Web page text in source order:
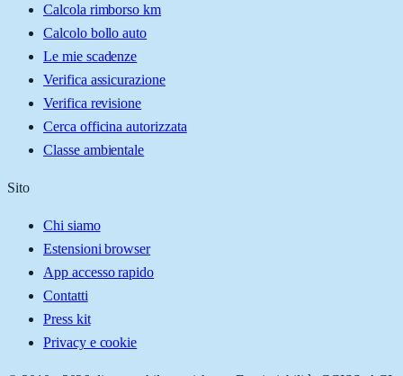
Calcola rimborso km
Calcolo bollo auto
Le mie scadenze
Verifica assicurazione
Verifica revisione
Cerca officina autorizzata
Classe ambientale
Sito
Chi siamo
Estensioni browser
App accesso rapido
Contatti
Press kit
Privacy e cookie